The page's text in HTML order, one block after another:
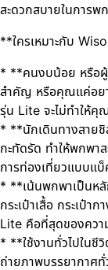
สะดวกสบายในการพ
**ใครเหมาะกับ
* **คนงบน้อย หรือผู้
สำคัญ หรือคุณแค่อย
รุ่น Lite จะไม่ทำให้
* **นักเดินทางสายชิ
กะทัดรัด ทำให้พกพาส
การท่องเที่ยวแบบแ
* **เน้นพกพาเป็นห
กระเป๋าเสื้อ กระเป๋า
Lite คือที่สุดของควา
* **ใช้งานทั่วไปในชี
ถ่ายภาพบรรยากาศ